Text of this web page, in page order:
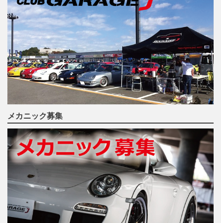
メカニック募集